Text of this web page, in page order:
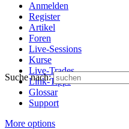
Anmelden
Register
Artikel
Foren
Live-Sessions
Kurse
Live-Trades
Link-Tipps
Glossar
Support
More options
Suche nach: